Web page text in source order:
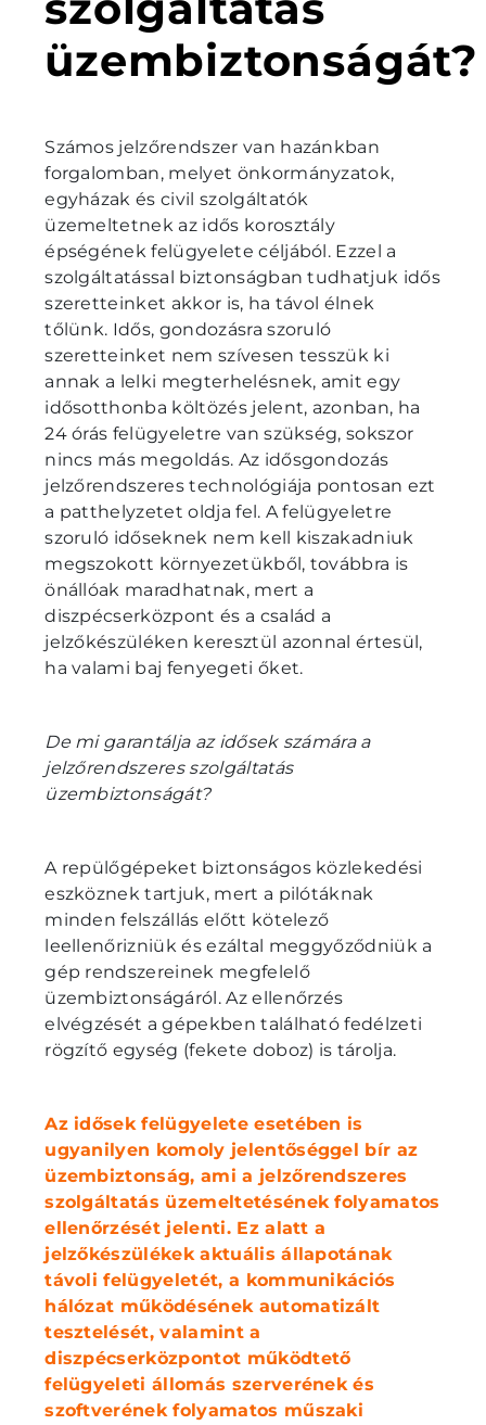
üzembiztonságát?
Számos jelzőrendszer van hazánkban
forgalomban, melyet önkormányzatok,
egyházak és civil szolgáltatók
üzemeltetnek az idős korosztály
épségének felügyelete céljából. Ezzel a
szolgáltatással biztonságban tudhatjuk idős
szeretteinket akkor is, ha távol élnek
tőlünk. Idős, gondozásra szoruló
szeretteinket nem szívesen tesszük ki
annak a lelki megterhelésnek, amit egy
idősotthonba költözés jelent, azonban, ha
24 órás felügyeletre van szükség, sokszor
nincs más megoldás. Az idősgondozás
jelzőrendszeres technológiája pontosan ezt
a patthelyzetet oldja fel. A felügyeletre
szoruló időseknek nem kell kiszakadniuk
megszokott környezetükből, továbbra is
önállóak maradhatnak, mert a
diszpécserközpont és a család a
jelzőkészüléken keresztül azonnal értesül,
ha valami baj fenyegeti őket.
De mi garantálja az idősek számára a
jelzőrendszeres szolgáltatás
üzembiztonságát?
A repülőgépeket biztonságos közlekedési
eszköznek tartjuk, mert a pilótáknak
minden felszállás előtt kötelező
leellenőrizniük és ezáltal meggyőződniük a
gép rendszereinek megfelelő
üzembiztonságáról. Az ellenőrzés
elvégzését a gépekben található fedélzeti
rögzítő egység (fekete doboz) is tárolja.
Az idősek felügyelete esetében is
ugyanilyen komoly jelentőséggel bír az
üzembiztonság, ami a jelzőrendszeres
szolgáltatás üzemeltetésének folyamatos
ellenőrzését jelenti. Ez alatt a
jelzőkészülékek aktuális állapotának
távoli felügyeletét, a kommunikációs
hálózat működésének automatizált
tesztelését, valamint a
diszpécserközpontot működtető
felügyeleti állomás szerverének és
szoftverének folyamatos műszaki